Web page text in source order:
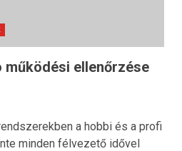
működési ellenőrzése
a hobbi és a profi
minden félvezető idővel